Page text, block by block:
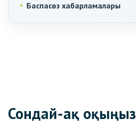
Баспасөз хабарламалары
Сондай-ақ оқыңыз